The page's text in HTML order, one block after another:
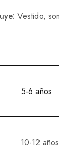
Vestido,
5-6 años
10-12 años